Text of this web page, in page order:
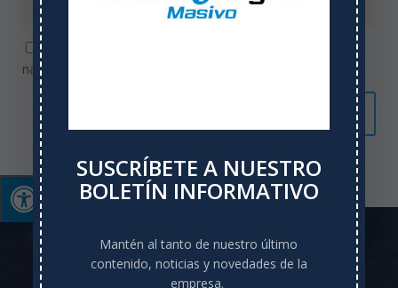
navegador para la próxima vez que comente.
SUSCRÍBETE A NUESTRO
BOLETÍN INFORMATIVO
Mantén al tanto de nuestro último
contenido, noticias y novedades de la
empresa.